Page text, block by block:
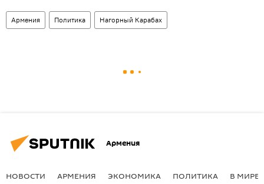
Армения Политика Нагорный Карабах
Армения
НОВОСТИ АРМЕНИЯ ЭКОНОМИКА ПОЛИТИКА В МИРЕ